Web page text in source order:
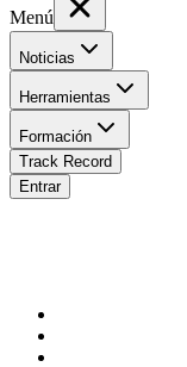
Menú
Noticias
Herramientas
Formación
Track Record
Entrar